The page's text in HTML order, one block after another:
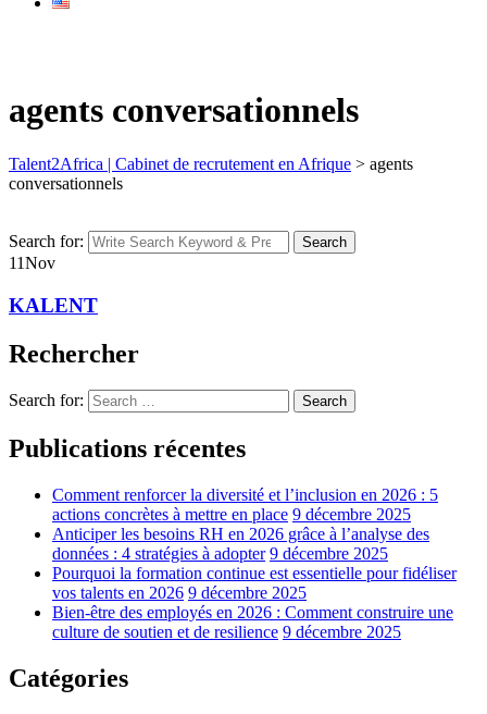
agents conversationnels
Talent2Africa | Cabinet de recrutement en Afrique > agents
conversationnels
Search for: Search
11Nov
KALENT
Rechercher
Search for: Search
Publications récentes
Comment renforcer la diversité et l’inclusion en 2026 : 5
actions concrètes à mettre en place 9 décembre 2025
Anticiper les besoins RH en 2026 grâce à l’analyse des
données : 4 stratégies à adopter 9 décembre 2025
Pourquoi la formation continue est essentielle pour fidéliser
vos talents en 2026 9 décembre 2025
Bien-être des employés en 2026 : Comment construire une
culture de soutien et de resilience 9 décembre 2025
Catégories